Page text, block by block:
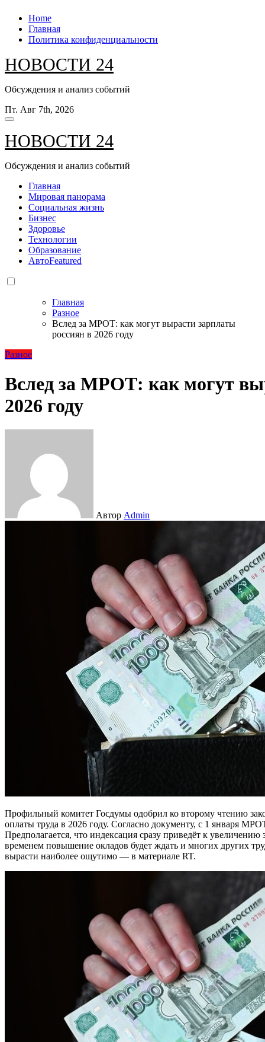
Перейти
содержанию
Home
Главная
Политика конфиденциальности
НОВОСТИ 24
Обсуждения и анализ событий
Пт. Авг 7th, 2026
НОВОСТИ 24
Обсуждения и анализ событий
Главная
Мировая панорама
Социальная жизнь
Бизнес
Здоровье
Технологии
Образование
АвтоFeatured
Главная
Разное
Вслед за МРОТ: как могут вырасти зарплаты
россиян в 2026 году
Разное
Вслед за МРОТ: как могут
2026 году
Автор Admin
Профильный комитет Госдумы одобрил ко второму чтению законопроект о повышении минимального размера
оплаты труда в 2026 году. Согласно документу, с 1 января
Предполагается, что индексация сразу приведёт к
временем повышение окладов будет ждать и многих других
вырасти наиболее ощутимо — в материале RT.